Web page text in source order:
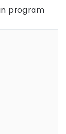
program